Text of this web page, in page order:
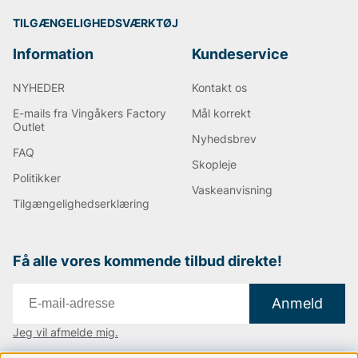
TILGÆNGELIGHEDSVÆRKTØJ
Information
NYHEDER
E-mails fra Vingåkers Factory
Outlet
FAQ
Politikker
Tilgængelighedserklæring
Kundeservice
Kontakt os
Mål korrekt
Nyhedsbrev
Skopleje
Vaskeanvisning
Få alle vores kommende tilbud direkte!
Anmeld
Jeg vil afmelde mig.